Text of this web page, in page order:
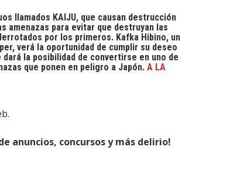
llamados KAIJU, que causan destrucción
amenazas para evitar que destruyan las
por los primeros. Kafka Hibino, un
verá la oportunidad de cumplir su deseo
la posibilidad de convertirse en uno de
que ponen en peligro a Japón. A LA
anuncios, concursos y más delirio!